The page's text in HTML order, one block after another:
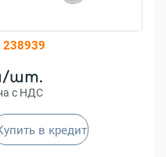
238939
шт.
с НДС
в кредит